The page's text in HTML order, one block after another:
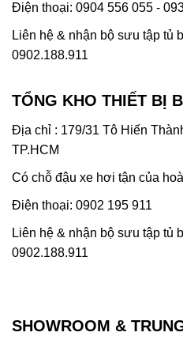
Điện thoại: 0904 556 055 -
Liên hệ & nhận bộ sưu tập tủ
0902.188.911
TỔNG KHO THIẾT BỊ
Địa chỉ : 179/31 Tô Hiến
TP.HCM
Có chỗ đậu xe hơi tận của
Điện thoại: 0902 195 911
Liên hệ & nhận bộ sưu tập tủ
0902.188.911
SHOWROOM &